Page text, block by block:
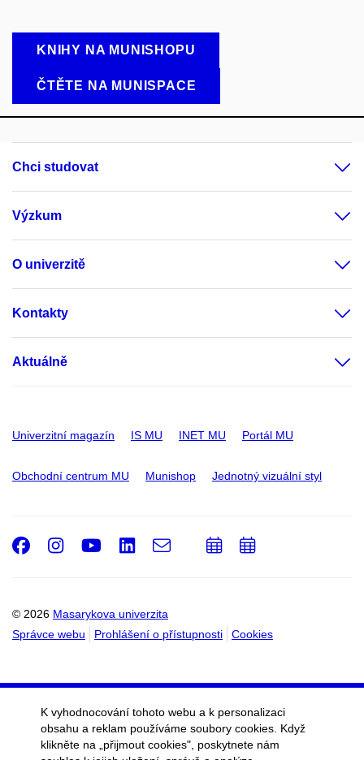
KNIHY NA MUNISHOPU
ČTĚTE NA MUNISPACE
Chci studovat
Výzkum
O univerzitě
Kontakty
Aktuálně
Univerzitní magazín IS MU INET MU Portál MU
Obchodní centrum MU Munishop Jednotný vizuální styl
© 2026 Masarykova univerzita
Správce webu
Prohlášení o přístupnosti Cookies
Facebook
Instagram
Youtube
LinkedIn
e-
PřidatPřidat
K vyhodnocování tohoto webu a k personalizaci
obsahu a reklam používáme soubory cookies. Když
klikněte na „přijmout cookies", poskytnete nám